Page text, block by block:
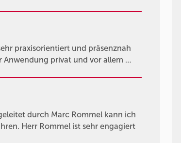
praxisorientiert und präsenznah
privat und vor allem …
durch Marc Rommel kann ich
Herr Rommel ist sehr engagiert